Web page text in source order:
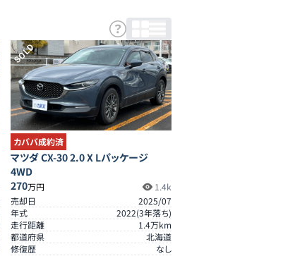
SOLD
カババ成約済
マツダ CX-30 2.0 X Lパッケージ
4WD
270万円
1.4k
売却日
2025/07
年式
2022(3年落ち)
走行距離
1.4万km
都道府県
北海道
修復歴
なし